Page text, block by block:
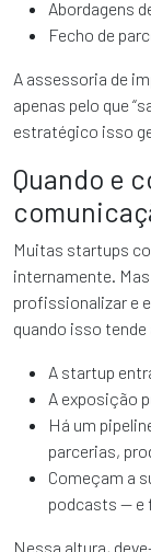
Abordagens
Fecho de
A assessoria de
apenas pelo que
estratégico isso
Quando e
Muitas startups
internamente.
profissionalizar e
quando isso
A startup
A exposição
Há um
parcerias,
Começam a
podcasts — e
Nessa altura,